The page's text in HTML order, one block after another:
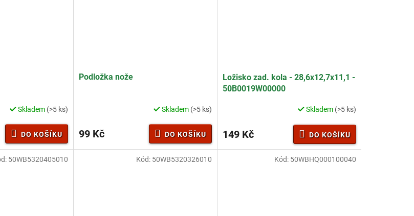
Skladem (>5 ks)
DO KOŠÍKU
Podložka nože
Skladem (>5 ks)
99 Kč DO KOŠÍKU
Ložisko zad. kola - 28,6x12,7x11,1 -
50B0019W00000
Skladem (>5 ks)
149 Kč DO KOŠÍKU
50WB5320405010 Kód: 50WB5320326010 Kód: 50WBHQ000100040